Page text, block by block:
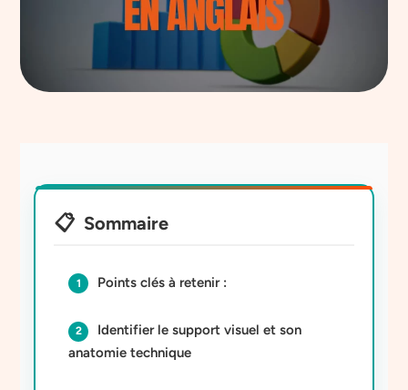
Sommaire
Points clés à retenir :
Identifier le support visuel et son
anatomie technique